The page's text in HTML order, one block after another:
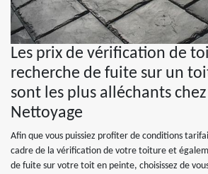
Les prix de vérification de
recherche de fuite sur un
sont les plus alléchants chez
Nettoyage
Afin que vous puissiez profiter de conditions
cadre de la vérification de votre toiture et
de fuite sur votre toit en peinte, choisissez de